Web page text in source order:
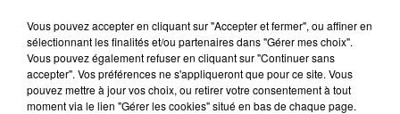
AVEYRON NORD
Vous pouvez accepter en cliquant sur "Accepter et fermer", ou affiner en
sélectionnant les finalités et/ou partenaires dans "Gérer mes choix".
Vous pouvez également refuser en cliquant sur "Continuer sans
accepter". Vos préférences ne s'appliqueront que pour ce site. Vous
pouvez mettre à jour vos choix, ou retirer votre consentement à tout
moment via le lien "Gérer les cookies" situé en bas de chaque page.